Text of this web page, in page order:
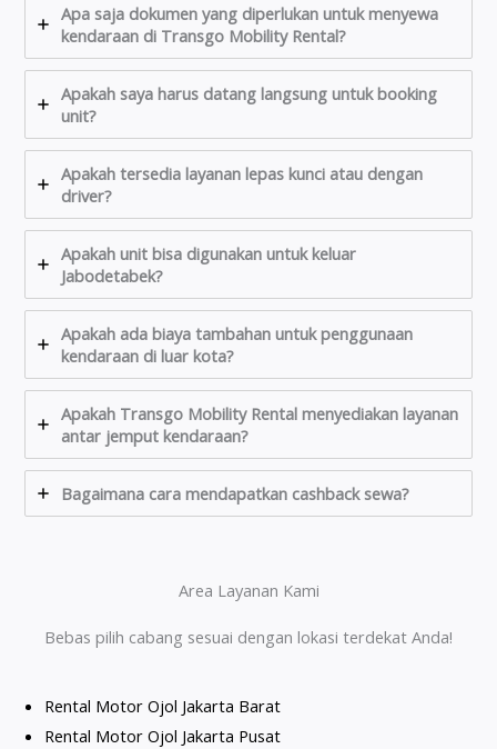
Apa saja dokumen yang diperlukan untuk menyewa
kendaraan di Transgo Mobility Rental?
Apakah saya harus datang langsung untuk booking
unit?
Apakah tersedia layanan lepas kunci atau dengan
driver?
Apakah unit bisa digunakan untuk keluar
Jabodetabek?
Apakah ada biaya tambahan untuk penggunaan
kendaraan di luar kota?
Apakah Transgo Mobility Rental menyediakan layanan
antar jemput kendaraan?
Bagaimana cara mendapatkan cashback sewa?
Area Layanan Kami
Bebas pilih cabang sesuai dengan lokasi terdekat Anda!
Rental Motor Ojol Jakarta Barat
Rental Motor Ojol Jakarta Pusat